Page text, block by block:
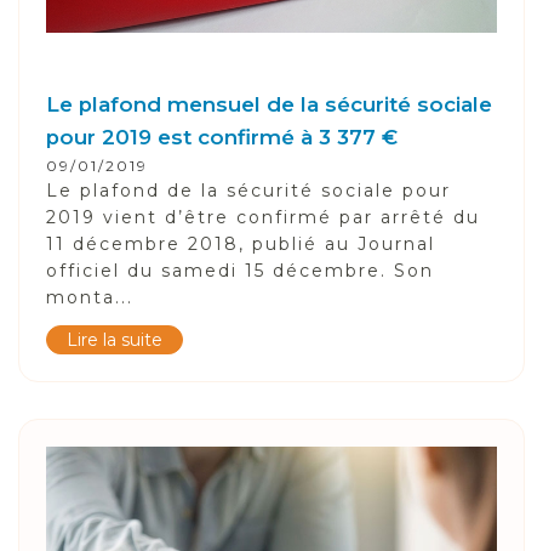
Le plafond mensuel de la sécurité sociale
pour 2019 est confirmé à 3 377 €
09/01/2019
Le plafond de la sécurité sociale pour
2019 vient d’être confirmé par arrêté du
11 décembre 2018, publié au Journal
officiel du samedi 15 décembre. Son
monta...
Lire la suite